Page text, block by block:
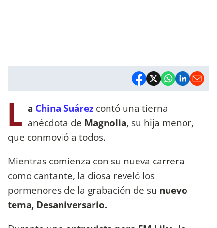
L a China Suárez contó una tierna
anécdota de Magnolia, su hija menor,
que conmovió a todos.
Mientras comienza con su nueva carrera
como cantante, la diosa reveló los
pormenores de la grabación de su nuevo
tema, Desaniversario.